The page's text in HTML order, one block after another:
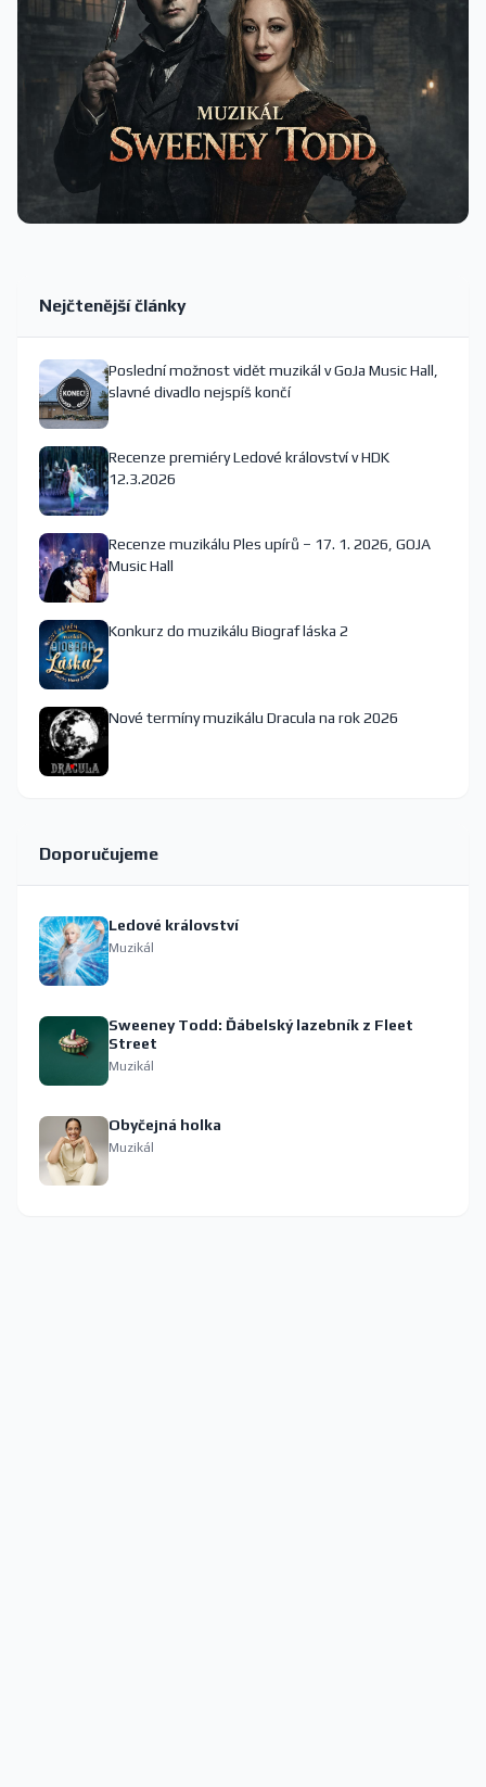
Nejčtenější články
Poslední možnost vidět muzikál v GoJa Music Hall,
slavné divadlo nejspíš končí
Recenze premiéry Ledové království v HDK
12.3.2026
Recenze muzikálu Ples upírů – 17. 1. 2026, GOJA
Music Hall
Konkurz do muzikálu Biograf láska 2
Nové termíny muzikálu Dracula na rok 2026
Doporučujeme
Ledové království
Muzikál
Sweeney Todd: Ďábelský lazebník z Fleet
Street
Muzikál
Obyčejná holka
Muzikál